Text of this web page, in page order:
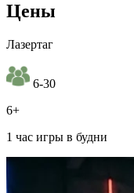
Цены
Лазертаг
6-30
6+
1 час игры в будни